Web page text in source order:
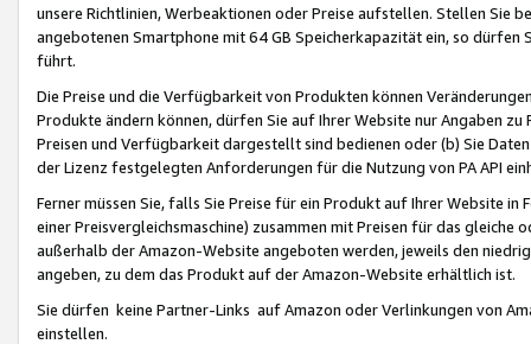
unsere Richtlinien, Werbeaktionen oder Preise aufstellen. Stellen Sie
angebotenen Smartphone mit 64 GB Speicherkapazität ein, so dürfen
führt.
Die Preise und die Verfügbarkeit von Produkten können
Produkte ändern können, dürfen Sie auf Ihrer Website nur Angaben
Preisen und Verfügbarkeit dargestellt sind bedienen oder (b) Sie
der Lizenz festgelegten Anforderungen für die Nutzung von PA API
Ferner müssen Sie, falls Sie Preise für ein Produkt auf Ihrer Website
einer Preisvergleichsmaschine) zusammen mit Preisen für das
außerhalb der Amazon-Website angeboten werden, jeweils den
angeben, zu dem das Produkt auf der Amazon-Website erhältlich ist.
Sie dürfen keine Partner-Links auf Amazon oder Verlinkungen von
einstellen.